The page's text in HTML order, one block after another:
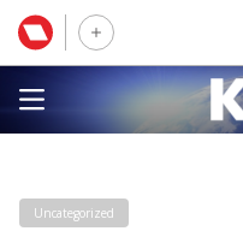
Uncategorized